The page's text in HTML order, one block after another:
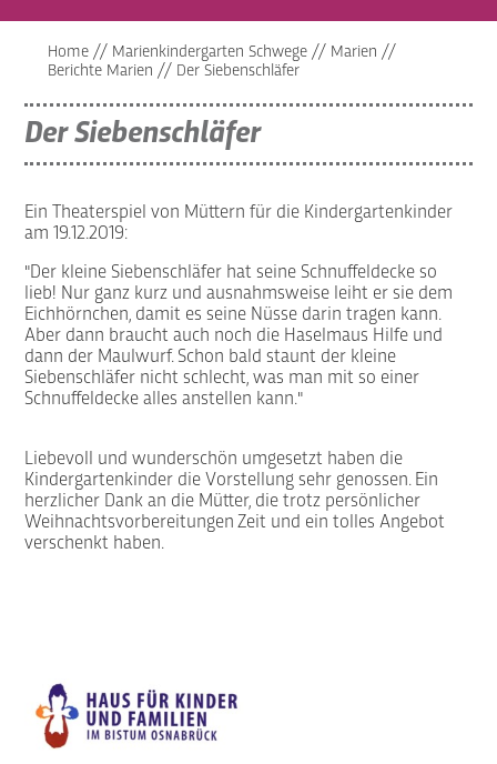
Home// Marienkindergarten Schwege// Marien //
Berichte Marien // Der Siebenschläfer
Der Siebenschläfer
Ein Theaterspiel von Müttern für die Kindergartenkinder
am 19.12.2019:
"Der kleine Siebenschläfer hat seine Schnuffeldecke so
lieb! Nur ganz kurz und ausnahmsweise leiht er sie dem
Eichhörnchen, damit es seine Nüsse darin tragen kann.
Aber dann braucht auch noch die Haselmaus Hilfe und
dann der Maulwurf. Schon bald staunt der kleine
Siebenschläfer nicht schlecht, was man mit so einer
Schnuffeldecke alles anstellen kann."
Liebevoll und wunderschön umgesetzt haben die
Kindergartenkinder die Vorstellung sehr genossen. Ein
herzlicher Dank an die Mütter, die trotz persönlicher
Weihnachtsvorbereitungen Zeit und ein tolles Angebot
verschenkt haben.